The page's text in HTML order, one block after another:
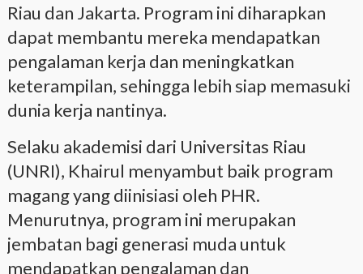
Riau dan Jakarta. Program ini diharapkan
dapat membantu mereka mendapatkan
pengalaman kerja dan meningkatkan
keterampilan, sehingga lebih siap memasuki
dunia kerja nantinya.
Selaku akademisi dari Universitas Riau
(UNRI), Khairul menyambut baik program
magang yang diinisiasi oleh PHR.
Menurutnya, program ini merupakan
jembatan bagi generasi muda untuk
mendapatkan pengalaman dan